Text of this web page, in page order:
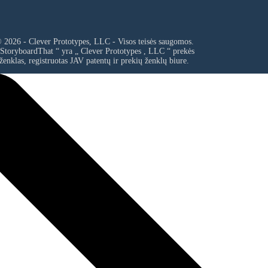
- Clever Prototypes, LLC - Visos teisės saugomos.
“ yra „ Clever Prototypes , LLC “ prekės
ženklas, registruotas JAV patentų ir prekių ženklų biure.